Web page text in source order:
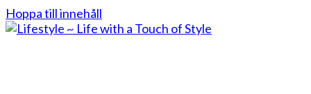
Hoppa till innehåll